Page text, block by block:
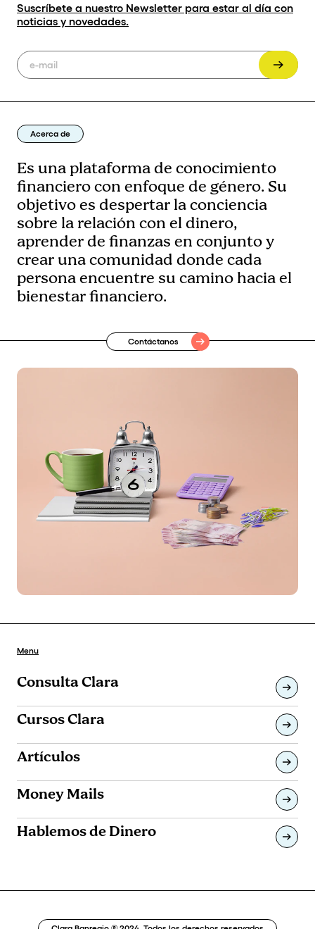
Suscríbete a nuestro Newsletter para estar al día con
noticias y novedades.
Acerca de
Es una plataforma de conocimiento
financiero con enfoque de género. Su
objetivo es despertar la conciencia
sobre la relación con el dinero,
aprender de finanzas en conjunto y
crear una comunidad donde cada
persona encuentre su camino hacia el
bienestar financiero.
Contáctanos
Menu
Consulta Clara
Cursos Clara
Artículos
Money Mails
Hablemos de Dinero